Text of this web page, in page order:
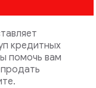
кредитных
помочь вам